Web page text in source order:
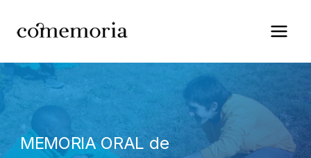
contenido
MEMORIA ORAL de